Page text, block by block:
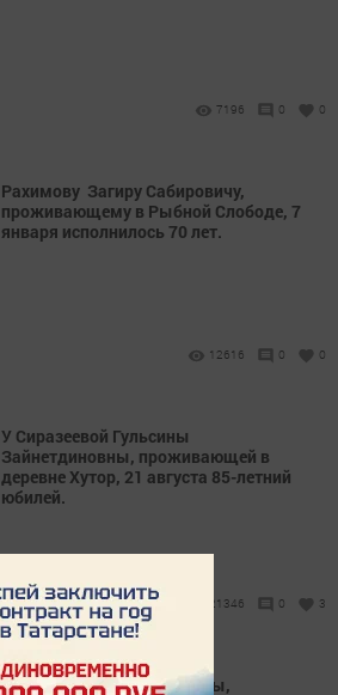
7196 0 0
Рахимову Загиру Сабировичу,
проживающему в Рыбной Слободе, 7
января исполнилось 70 лет.
12616 0 0
У Сиразеевой Гульсины
Зайнетдиновны, проживающей в
деревне Хутор, 21 августа 85-летний
юбилей.
21346 0 3
У Башевой Ольги Ивановны,